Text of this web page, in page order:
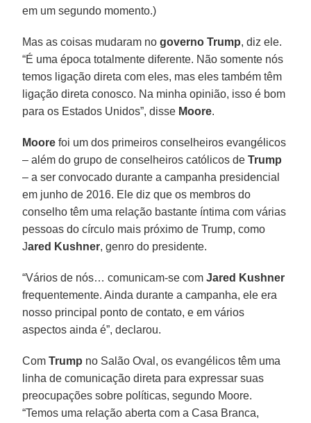
em um segundo momento.)
Mas as coisas mudaram nogoverno Trump, diz ele.
“É uma época totalmente diferente. Não somente nós
temos ligação direta com eles, mas eles também têm
ligação direta conosco. Na minha opinião, isso é bom
para os Estados Unidos”, disse Moore.
Moore foi um dos primeiros conselheiros evangélicos
– além do grupo de conselheiros católicos deTrump
– a ser convocado durante a campanha presidencial
em junho de 2016. Ele diz que os membros do
conselho têm uma relação bastante íntima com várias
pessoas do círculo mais próximo de Trump, como
Jared Kushner, genro do presidente.
“Vários de nós… comunicam-se comJared Kushner
frequentemente. Ainda durante a campanha, ele era
nosso principal ponto de contato, e em vários
aspectos ainda é”, declarou.
ComTrump no Salão Oval, os evangélicos têm uma
linha de comunicação direta para expressar suas
preocupações sobre políticas, segundo Moore.
“Temos uma relação aberta com a Casa Branca,